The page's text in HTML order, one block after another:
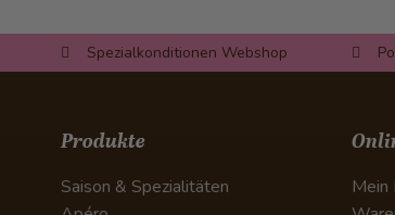
Spezialkonditionen Webshop
Produkte
Saison & Spezialitäten
Mein